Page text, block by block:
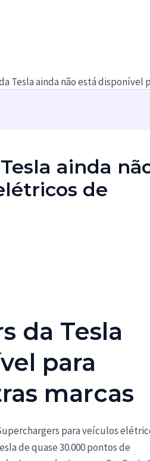
Tesla ainda não está disponível
ainda
de
da Tesla
para
marcas
para veículos
de quase 30.000 pontos de